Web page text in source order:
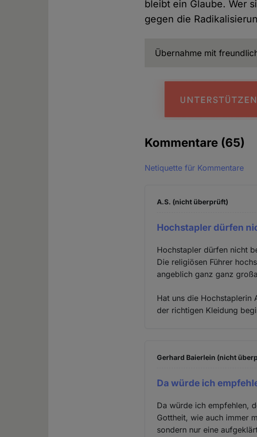
bleibt ein Glaube. Wer
gegen die
Übernahme mit
Kommentare (65)
Netiquette für Kommentare
A.S. (nicht überprüft)
Hochstapler dürfen
Hochstapler dürfen nicht
Die religiösen Führer
angeblich ganz ganz
Hat uns die Hochstaplerin
der richtigen Kleidung
Gerhard Baierlein (nicht
Da würde ich
Da würde ich empfehlen,
Gottheit, wie auch immer
sondern nur eine